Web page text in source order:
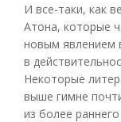
И все-таки, как
Атона, которые
новым явлением
в
Некоторые
выше гимне
из более